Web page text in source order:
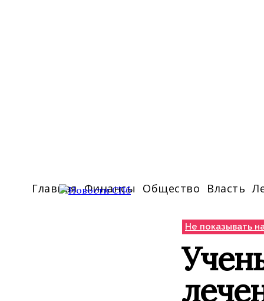
Главная Финансы Общество Власть
Не показывать